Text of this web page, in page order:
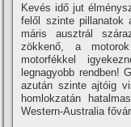
Kevés idő jut
felől szinte pillanatok
máris ausztrál
zökkenő, a
motorfékkel
legnagyobb rendben!
azután szinte ajtóig
homlokzatán
Western-Australia